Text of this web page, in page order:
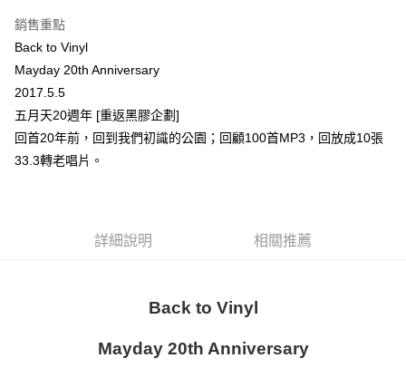
悠遊付
Google Pay
全盈+PAY
ATM付款
每筆NT$85，滿NT$1,000(含以上)免運費
銷售重點
Back to Vinyl
Mayday 20th Anniversary
2017.5.5
五月天20週年 [重返黑膠企劃]
回首20年前，回到我們初識的公園；回顧100首MP3，回放成10張
33.3轉老唱片。
詳細說明 相關推薦
Back to Vinyl
Mayday 20th Anniversary